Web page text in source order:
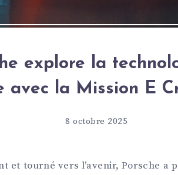
explore la
avec la Mission E
8 octobre 2025
et tourné vers l’avenir, Porsche a